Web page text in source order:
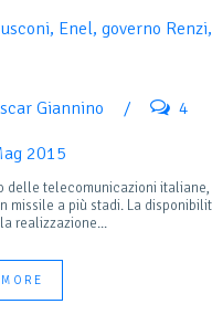
, Enel, governo Renzi,
Giannino / 4
2015
delle telecomunicazioni
missile a più stadi. La
realizzazione...